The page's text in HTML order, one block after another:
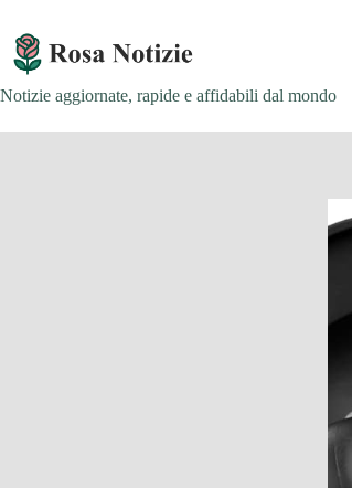
contenuto
Notizie aggiornate, rapide e affidabili dal mondo